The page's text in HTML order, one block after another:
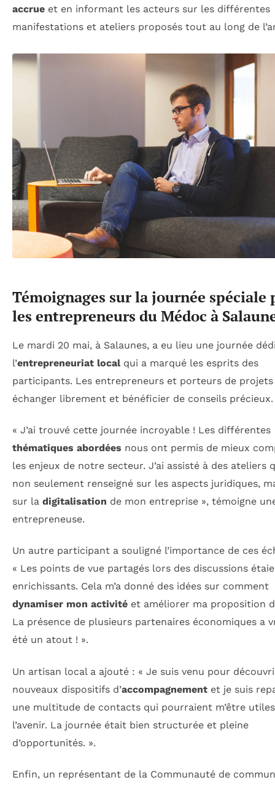
accrue et en informant les acteurs sur les différentes
manifestations et ateliers proposés tout au long de
Témoignages sur la journée spéciale
les entrepreneurs du Médoc à
Le mardi 20 mai, à Salaunes, a eu lieu une journée
l’entrepreneuriat localqui a marqué les esprits des
participants. Les entrepreneurs et porteurs de
échanger librement et bénéficier de conseils précieux.
« J’ai trouvé cette journée incroyable ! Les différentes
thématiques abordées nous ont permis de mieux
les enjeux de notre secteur. J’ai assisté à des ateliers
non seulement renseigné sur les aspects juridiques,
sur la digitalisation de mon entreprise », témoigne
entrepreneuse.
Un autre participant a souligné l’importance de ces
« Les points de vue partagés lors des discussions
enrichissants. Cela m’a donné des idées sur comment
dynamiser mon activité et améliorer ma proposition
La présence de plusieurs partenaires économiques a
été un atout ! ».
Un artisan local a ajouté : « Je suis venu pour
nouveaux dispositifs d’accompagnement et je suis
une multitude de contacts qui pourraient m’être
l’avenir. La journée était bien structurée et pleine
d’opportunités. ».
Enfin, un représentant de la Communauté de